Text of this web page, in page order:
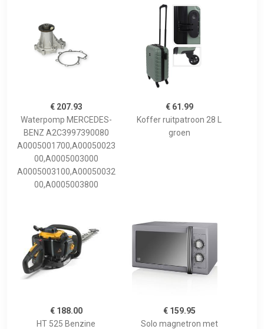
€ 207.93
Waterpomp MERCEDES-
BENZ A2C3997390080
A0005001700,A00050023
00,A0005003000
A0005003100,A00050032
00,A0005003800
€ 61.99
Koffer ruitpatroon 28 L
groen
€ 188.00
HT 525 Benzine
€ 159.95
Solo magnetron met